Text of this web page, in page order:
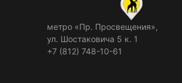
метро «Пр. Просвещения»,
ул. Шостаковича 5 к. 1
+7 (812) 748-10-61